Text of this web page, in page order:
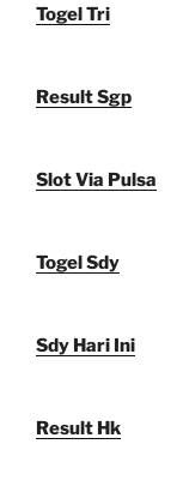
Togel Tri
Result Sgp
Slot Via Pulsa
Togel Sdy
Sdy Hari Ini
Result Hk